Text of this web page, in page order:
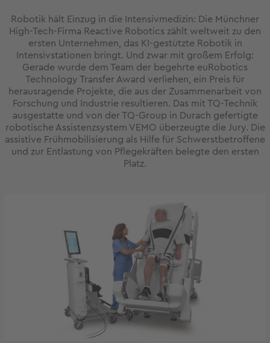
Robotik hält Einzug in die Intensivmedizin: Die Münchner
High-Tech-Firma Reactive Robotics zählt weltweit zu den
ersten Unternehmen, das KI-gestützte Robotik in
Intensivstationen bringt. Und zwar mit großem Erfolg:
Gerade wurde dem Team der begehrte euRobotics
Technology Transfer Award verliehen, ein Preis für
herausragende Projekte, die aus der Zusammenarbeit von
Forschung und Industrie resultieren. Das mit TQ-Technik
ausgestatte und von der TQ-Group in Durach gefertigte
robotische Assistenzsystem VEMO überzeugte die Jury. Die
assistive Frühmobilisierung als Hilfe für Schwerstbetroffene
und zur Entlastung von Pflegekräften belegte den ersten
Platz.